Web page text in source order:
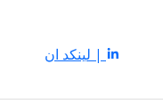
| لينكد ان